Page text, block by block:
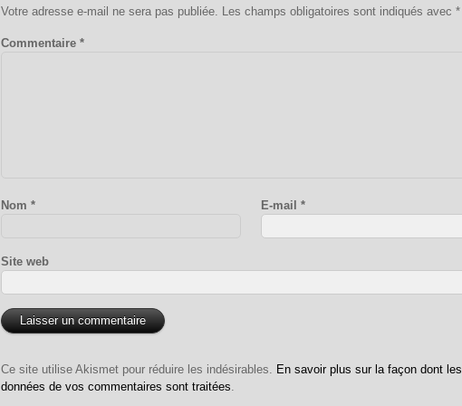
Votre adresse e-mail ne sera pas publiée. Les champs obligatoires sont indiqués avec *
Commentaire *
Nom * E-mail*
Site web
Ce site utilise Akismet pour réduire les indésirables. En savoir plus sur la façon dont les
données de vos commentaires sont traitées.